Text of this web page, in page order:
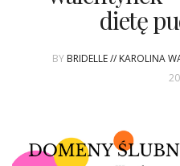
dietę
BY BRIDELLE // KAROLINA